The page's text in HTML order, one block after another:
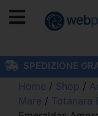
SPEDIZIONE
Home / Shop /
Mare / Totanara